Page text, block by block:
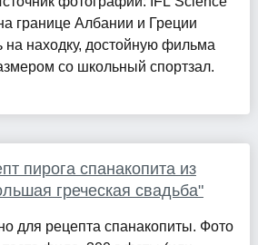
границе Албании и Греции
на находку, достойную фильма
со школьный спортзал.
пирога спанакопита из
греческая свадьба"
для рецепта спанакопиты. Фото